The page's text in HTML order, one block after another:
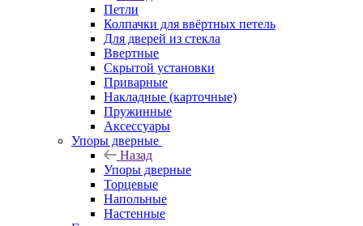
Петли
Колпачки для ввёртных петель
Для дверей из стекла
Ввертные
Скрытой установки
Приварные
Накладные (карточные)
Пружинные
Аксессуары
Упоры дверные
Назад
Упоры дверные
Торцевые
Напольные
Настенные